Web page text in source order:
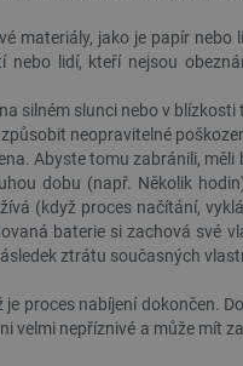
materiály, jako je papír nebo
lidí, kteří nejsou
silném slunci nebo v blízkosti
neopravitelné
Abyste tomu zabránili,
dobu (např. Několik
(když proces načítání,
baterie si zachová své
ztrátu současných
proces nabíjení dokončen.
velmi nepříznivé a může mít
jak se produkty
se obsah nákupního
nebo při opuštění
k zapamatování
Je nutné, aby banner
a roboty. To je pro web
používání jejich webových
a roboty. To je pro web
jejich webových